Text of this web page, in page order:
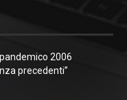
2006
precedenti”